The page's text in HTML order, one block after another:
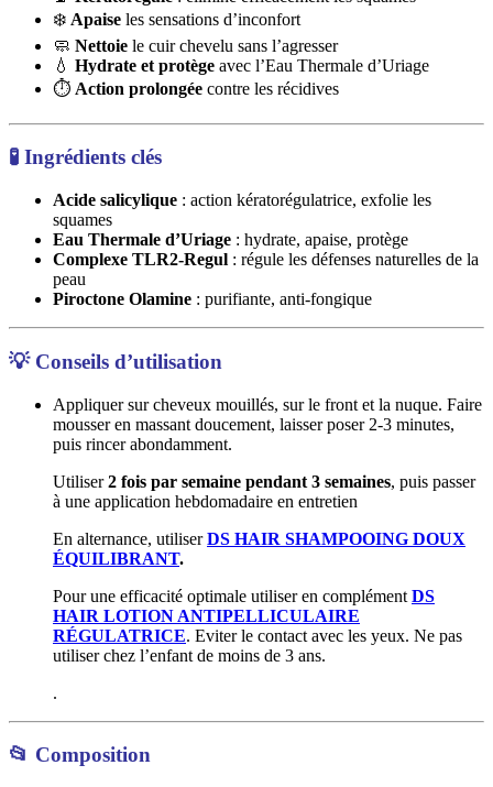
❄️ Apaise les sensations d’inconfort
🧼 Nettoie le cuir chevelu sans l’agresser
💧 Hydrate et protège avec l’Eau Thermale d’Uriage
⏱️ Action prolongée contre les récidives
🧪 Ingrédients clés
Acide salicylique : action kératorégulatrice, exfolie les
squames
Eau Thermale d’Uriage : hydrate, apaise, protège
Complexe TLR2-Regul : régule les défenses naturelles de la
peau
Piroctone Olamine : purifiante, anti-fongique
💡 Conseils d’utilisation
Appliquer sur cheveux mouillés, sur le front et la nuque. Faire
mousser en massant doucement, laisser poser 2-3 minutes,
puis rincer abondamment.
Utiliser2 fois par semaine pendant 3 semaines, puis passer
à une application hebdomadaire en entretien
En alternance, utiliserDS HAIR SHAMPOOING DOUX
ÉQUILIBRANT.
Pour une efficacité optimale utiliser en complément DS
HAIR LOTION ANTIPELLICULAIRE
RÉGULATRICE. Eviter le contact avec les yeux. Ne pas
utiliser chez l’enfant de moins de 3 ans.
.
📂 Composition